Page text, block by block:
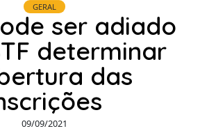
GERAL
ser adiado
determinar
das
09/09/2021